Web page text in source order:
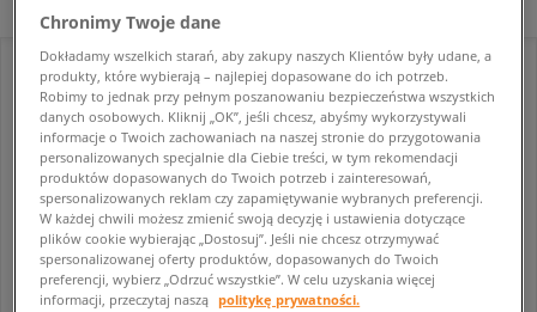
Chronimy Twoje dane
Dokładamy wszelkich starań, aby zakupy naszych Klientów były udane, a
produkty, które wybierają – najlepiej dopasowane do ich potrzeb.
Robimy to jednak przy pełnym poszanowaniu bezpieczeństwa wszystkich
danych osobowych. Kliknij „OK”, jeśli chcesz, abyśmy wykorzystywali
informacje o Twoich zachowaniach na naszej stronie do przygotowania
personalizowanych specjalnie dla Ciebie treści, w tym rekomendacji
produktów dopasowanych do Twoich potrzeb i zainteresowań,
spersonalizowanych reklam czy zapamiętywanie wybranych preferencji.
W każdej chwili możesz zmienić swoją decyzję i ustawienia dotyczące
plików cookie wybierając „Dostosuj”. Jeśli nie chcesz otrzymywać
spersonalizowanej oferty produktów, dopasowanych do Twoich
preferencji, wybierz „Odrzuć wszystkie”. W celu uzyskania więcej
informacji, przeczytaj naszą politykę prywatności.